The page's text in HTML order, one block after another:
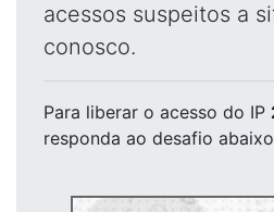
acessos suspeitos a
conosco.
Para liberar o acesso do IP
responda ao desafio